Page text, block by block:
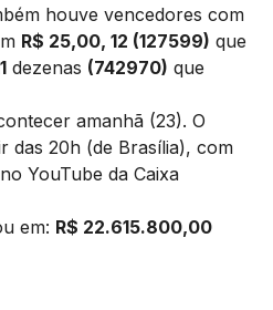
houve vencedores com
R$ 25,00, 12 (127599) que
dezenas (742970) que
amanhã (23). O
das 20h (de Brasília), com
YouTube da Caixa
em: R$ 22.615.800,00